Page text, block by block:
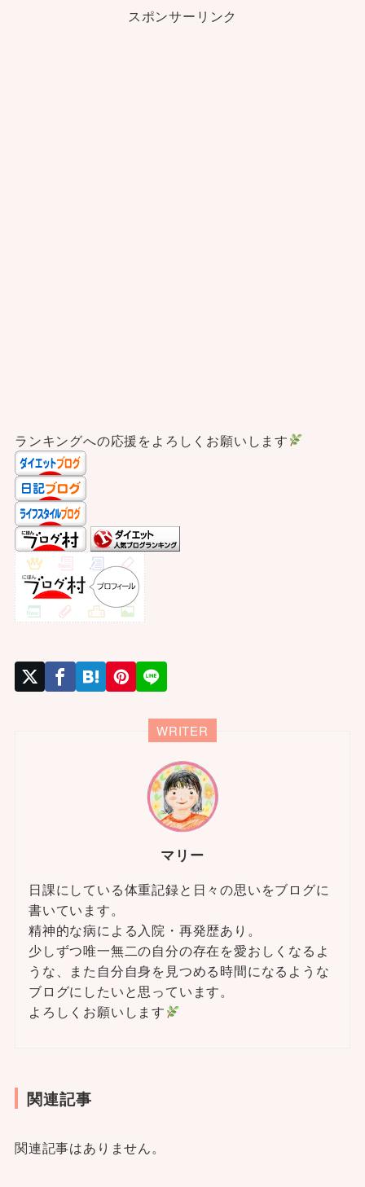
スポンサーリンク
ランキングへの応援をよろしくお願いします
WRITER
マリー
日課にしている体重記録と日々の思いをブログに
書いています。
精神的な病による入院・再発歴あり。
少しずつ唯一無二の自分の存在を愛おしくなるよ
うな、また自分自身を見つめる時間になるような
ブログにしたいと思っています。
よろしくお願いします
関連記事
関連記事はありません。